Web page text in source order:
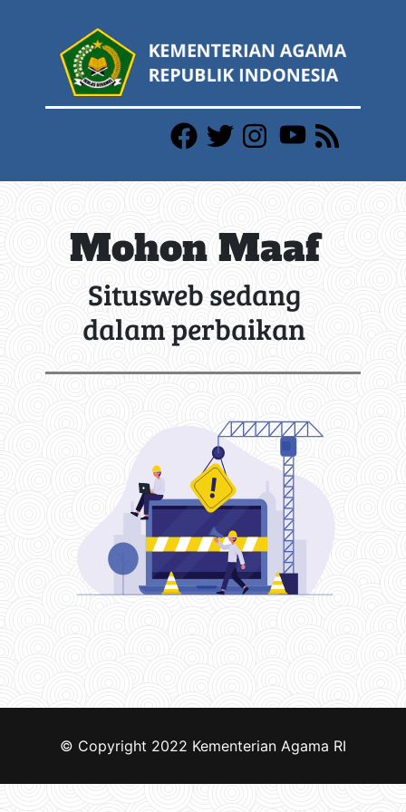
Mohon Maaf
Situsweb sedang
dalam perbaikan
© Copyright 2022 Kementerian Agama RI